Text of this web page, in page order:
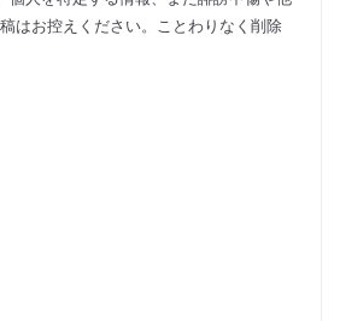
はお控えください。ことわりなく削除